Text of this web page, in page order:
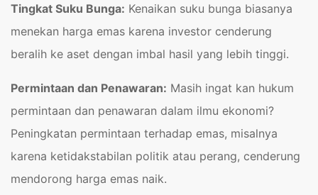
Tingkat Suku Bunga: Kenaikan suku bunga biasanya
menekan harga emas karena investor cenderung
beralih ke aset dengan imbal hasil yang lebih tinggi.
Permintaan dan Penawaran: Masih ingat kan hukum
permintaan dan penawaran dalam ilmu ekonomi?
Peningkatan permintaan terhadap emas, misalnya
karena ketidakstabilan politik atau perang, cenderung
mendorong harga emas naik.